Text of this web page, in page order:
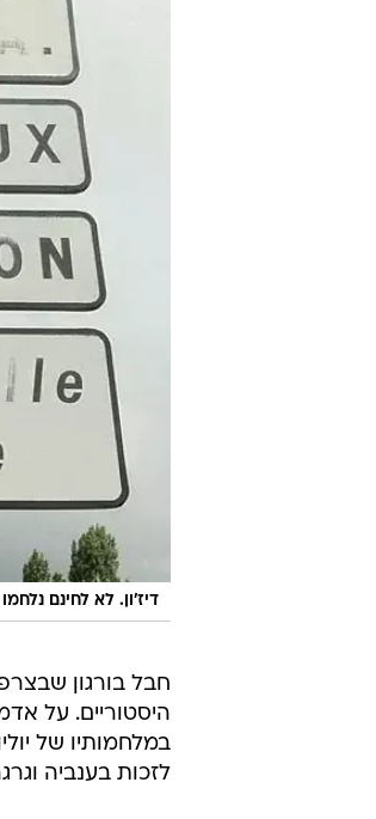
דיז'ון. לא לחינם
חבל בורגון
היסטוריים. על
במלחמותיו של
לזכות בענביה